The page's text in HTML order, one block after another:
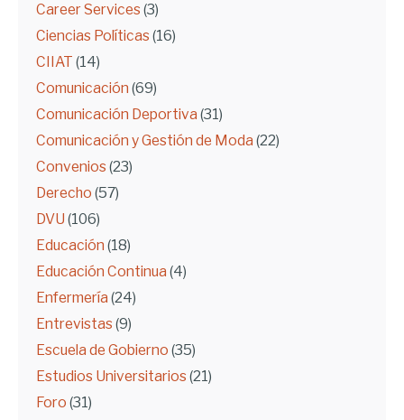
Career Services (3)
Ciencias Políticas (16)
CIIAT (14)
Comunicación (69)
Comunicación Deportiva (31)
Comunicación y Gestión de Moda (22)
Convenios (23)
Derecho (57)
DVU (106)
Educación (18)
Educación Continua (4)
Enfermería (24)
Entrevistas (9)
Escuela de Gobierno (35)
Estudios Universitarios (21)
Foro (31)